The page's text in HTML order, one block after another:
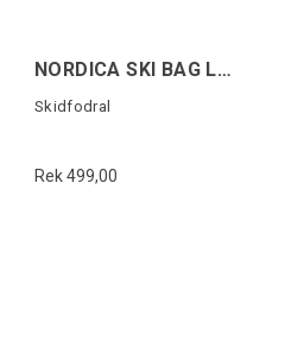
NORDICA SKI BAG LITE Svart/Vit/Röd
Skidfodral
Rek 499,00